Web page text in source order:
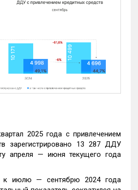
2025 года с привлечением
зарегистрировано 13 287 ДДУ
апреля — июня текущего года
июлю — сентябрю 2024 года